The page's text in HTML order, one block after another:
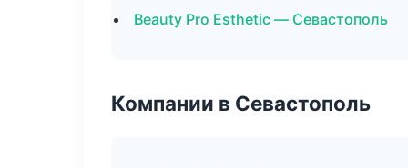
Beauty Pro Esthetic — Севастополь
Компании в Севастополь